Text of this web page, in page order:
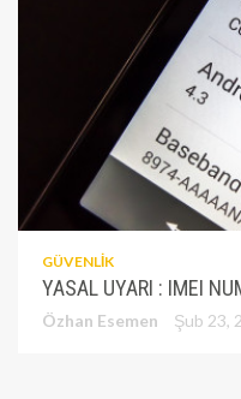
GÜVENLIK
YASAL UYARI : IMEI
Özhan Esemen Şub 23,